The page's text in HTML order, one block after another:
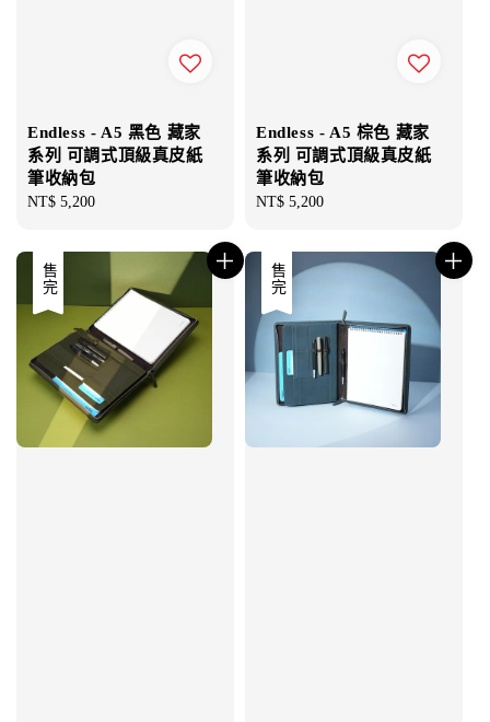
Endless - A5 黑色 藏家
系列 可調式頂級真皮紙
筆收納包
Regular
NT$ 5,200
Endless - A5 棕色 藏家
系列 可調式頂級真皮紙
筆收納包
Regular
NT$ 5,200
售完 售完